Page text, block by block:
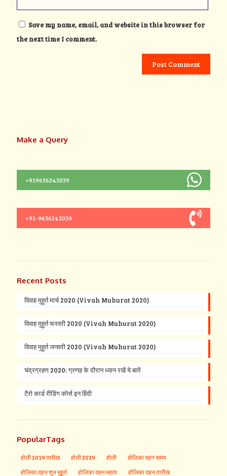
Save my name, email, and website in this browser for
the next time I comment.
Make a Query
+919636243039
+91-9636243039
Recent Posts
विवाह मुहूर्त मार्च 2020 (Vivah Muhurat 2020)
विवाह मुहूर्त फरवरी 2020 (Vivah Muhurat 2020)
विवाह मुहूर्त जनवरी 2020 (Vivah Muhurat 2020)
चंद्रग्रहण 2020: ग्रणह के दौरान ध्यान रखें ये बातें
टैरो कार्ड रीडिंग कोर्स इन हिंदी
PopularTags
होली 2019 तारीख होली 2019 होली
होलिका दहन समय
होलिका दहन शुभ मुहूर्त
होलिका दहन महत्व होलिका दहन तारीख